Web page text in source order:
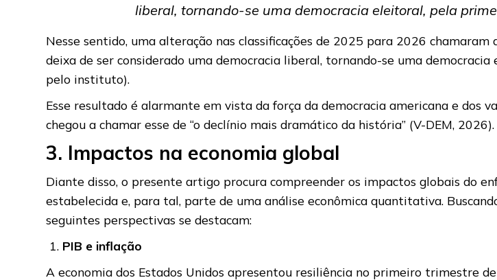
liberal, tornando-se uma democracia eleitoral, pela
Nesse sentido, uma alteração nas classificações de 2025 para 2026
deixa de ser considerado uma democracia liberal, tornando-se uma
pelo instituto).
Esse resultado é alarmante em vista da força da democracia americana e dos
chegou a chamar esse de “o declínio mais dramático da história” (V-DEM, 2026).
3. Impactos na economia global
Diante disso, o presente artigo procura compreender os impactos globais do
estabelecida e, para tal, parte de uma análise econômica quantitativa.
seguintes perspectivas se destacam:
PIB e inflação
A economia dos Estados Unidos apresentou resiliência no primeiro trimestre